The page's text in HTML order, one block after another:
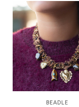
BEADLE